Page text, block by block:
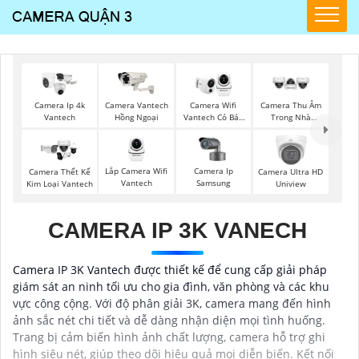
Camera Ip 4k
Vantech
Camera Vantech
Hồng Ngoại
Camera Wifi
Vantech Có Báo
Camera Thu Âm
Trong Nhà
Camera Thết Kế
Kim Loại Vantech
Lắp Camera Wifi
Vantech
Camera Ip
Samsung
Camera Ultra HD
Uniview
CAMERA IP 3K VANECH
Camera IP 3K Vantech được thiết kế để cung cấp giải pháp
giám sát an ninh tối ưu cho gia đình, văn phòng và các khu
vực công cộng. Với độ phân giải 3K, camera mang đến hình
ảnh sắc nét chi tiết và dễ dàng nhận diện mọi tình huống.
Trang bị cảm biến hình ảnh chất lượng, camera hỗ trợ ghi
hình siêu nét, giúp theo dõi hiệu quả mọi diễn biến. Kết nối